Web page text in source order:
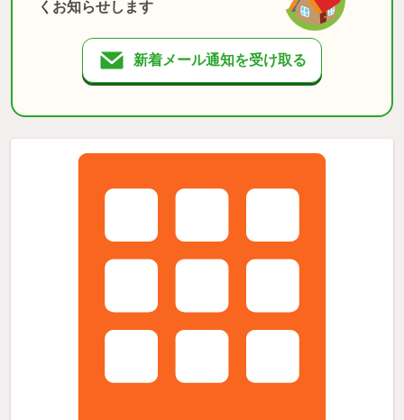
くお知らせします
新着メール通知を受け取る